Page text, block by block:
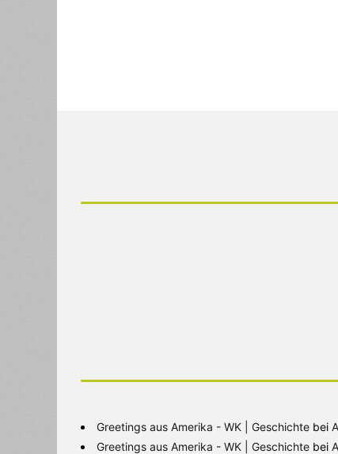
Greetings aus Amerika - WK | Geschichte bei
Greetings aus Amerika - WK | Geschichte bei